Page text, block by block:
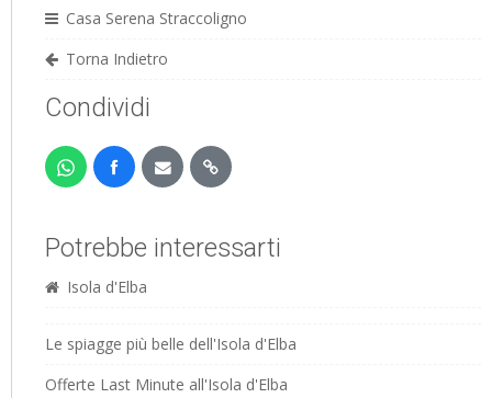
Casa Serena Straccoligno
Torna Indietro
Condividi
Potrebbe interessarti
Isola d'Elba
Le spiagge più belle dell'Isola d'Elba
Offerte Last Minute all'Isola d'Elba